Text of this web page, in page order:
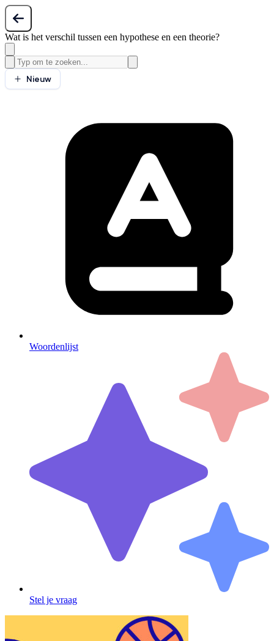
Wat is het verschil tussen een hypothese en een theorie?
Nieuw
Woordenlijst
Stel je vraag